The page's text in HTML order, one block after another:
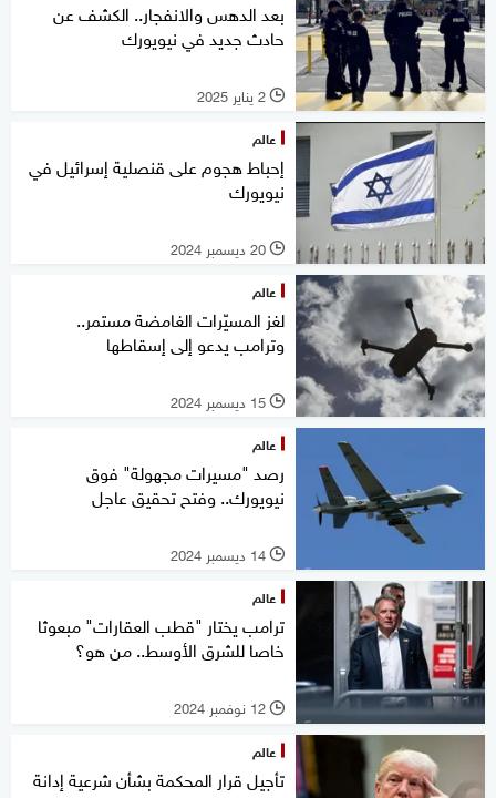
بعد الدهس والانفجار.. الكشف عن
حادث جديد في نيويورك
l 2 يناير 2025
عالم
إحباط هجوم على قنصلية إسرائيل في
نيويورك
l 20 ديسمبر 2024
عالم
لغز المسيّرات الغامضة مستمر..
وترامب يدعو إلى إسقاطها
l 15 ديسمبر 2024
عالم
رصد "مسيرات مجهولة" فوق
نيويورك.. وفتح تحقيق عاجل
l 14 ديسمبر 2024
عالم
ترامب يختار "قطب العقارات" مبعوثا
خاصا للشرق الأوسط.. من هو؟
l 12 نوفمبر 2024
عالم
تأجيل قرار المحكمة بشأن شرعية إدانة